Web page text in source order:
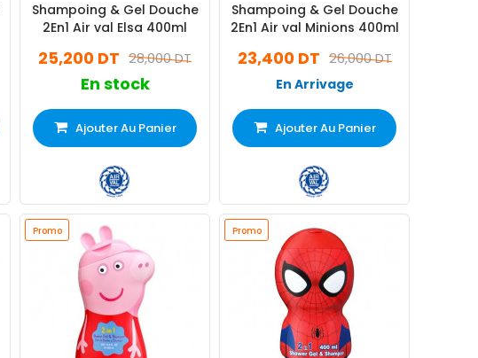
Shampoing & Gel Douche
2En1 Air val Elsa 400ml
28,000 DT
25,200 DT
En stock
Ajouter Au Panier
Shampoing & Gel Douche
2En1 Air val Minions 400ml
26,000 DT
23,400 DT
En Arrivage
Ajouter Au Panier
Promo Promo